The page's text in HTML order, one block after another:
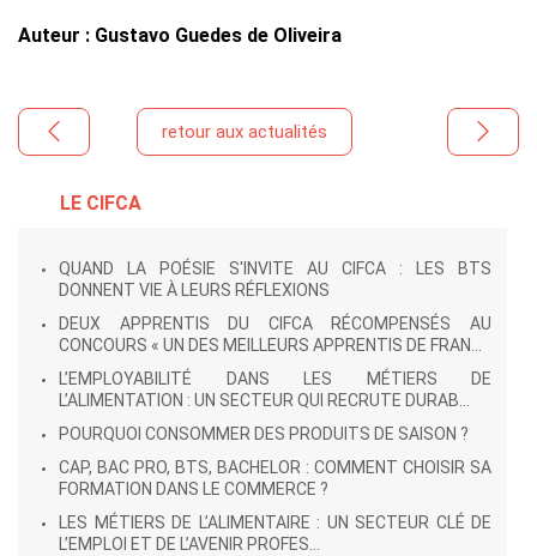
LE CIFCA
QUAND LA POÉSIE S'INVITE AU CIFCA : LES BTS
DONNENT VIE À LEURS RÉFLEXIONS
DEUX APPRENTIS DU CIFCA RÉCOMPENSÉS AU
CONCOURS « UN DES MEILLEURS APPRENTIS DE FRAN...
L’EMPLOYABILITÉ DANS LES MÉTIERS DE
L’ALIMENTATION : UN SECTEUR QUI RECRUTE DURAB...
POURQUOI CONSOMMER DES PRODUITS DE SAISON ?
CAP, BAC PRO, BTS, BACHELOR : COMMENT CHOISIR SA
FORMATION DANS LE COMMERCE ?
LES MÉTIERS DE L’ALIMENTAIRE : UN SECTEUR CLÉ DE
L’EMPLOI ET DE L’AVENIR PROFES...
Auteur : Gustavo Guedes de Oliveira
retour aux actualités